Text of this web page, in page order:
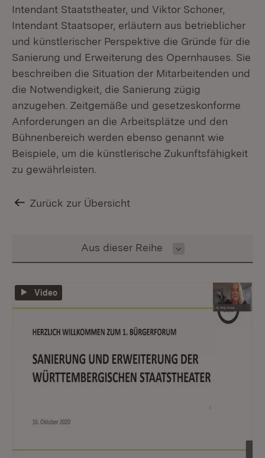
Intendant Staatstheater, und Viktor Schoner,
Intendant Staatsoper, erläutern aus betrieblicher
und künstlerischer Perspektive die Gründe für die
Sanierung und Erweiterung des Opernhauses. Sie
beschreiben die Situation der Mitarbeitenden und
die Notwendigkeit, die Sanierung zügig
anzugehen. Zeitgemäße und gesetzeskonforme
Anforderungen an die Arbeitsplätze und den
Bühnenbereich werden ebenso genannt wie
Beispiele, um die künstlerische Zukunftsfähigkeit
zu gewährleisten.
Zurück zur Übersicht
Inhalt auswählen
Aus dieser Reihe
Video